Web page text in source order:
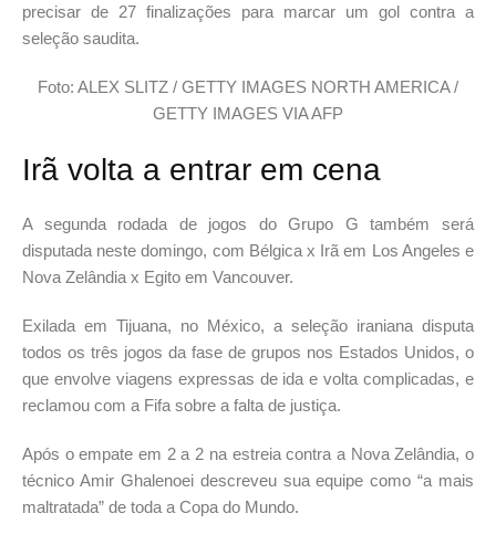
precisar de 27 finalizações para marcar um gol contra a
seleção saudita.
Foto: ALEX SLITZ / GETTY IMAGES NORTH AMERICA /
GETTY IMAGES VIA AFP
Irã volta a entrar em cena
A segunda rodada de jogos do Grupo G também será
disputada neste domingo, com Bélgica x Irã em Los Angeles e
Nova Zelândia x Egito em Vancouver.
Exilada em Tijuana, no México, a seleção iraniana disputa
todos os três jogos da fase de grupos nos Estados Unidos, o
que envolve viagens expressas de ida e volta complicadas, e
reclamou com a Fifa sobre a falta de justiça.
Após o empate em 2 a 2 na estreia contra a Nova Zelândia, o
técnico Amir Ghalenoei descreveu sua equipe como “a mais
maltratada” de toda a Copa do Mundo.